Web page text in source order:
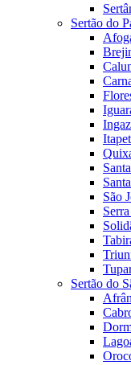
Sertão do
São
Sertão do